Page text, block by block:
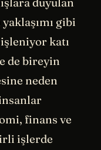
gibi
katı
de bireyin
neden
finans ve
işlerde